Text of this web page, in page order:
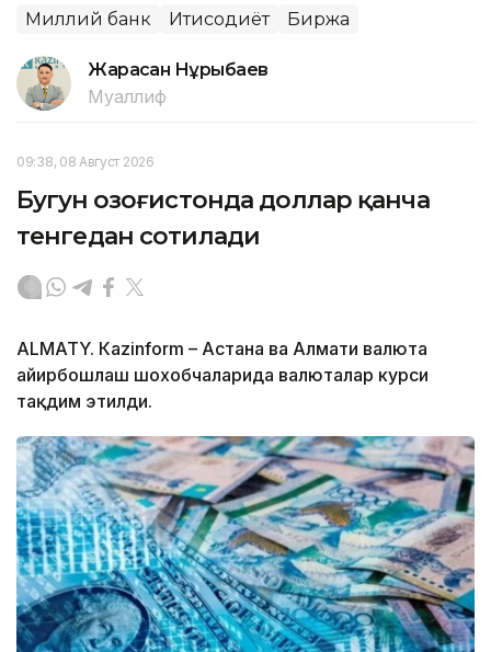
Миллий банк Иқтисодиёт Биржа
Жарасқан Нұрыбаев
Муаллиф
09:38, 08 Август 2026
Бугун Қозоғистонда доллар қанча
тенгедан сотилади
ALMATY. Кazinform – Астана ва Алмати валюта
айирбошлаш шохобчаларида валюталар курси
тақдим этилди.